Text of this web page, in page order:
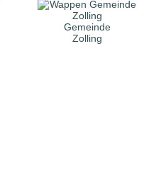
Gemeinde
Zolling